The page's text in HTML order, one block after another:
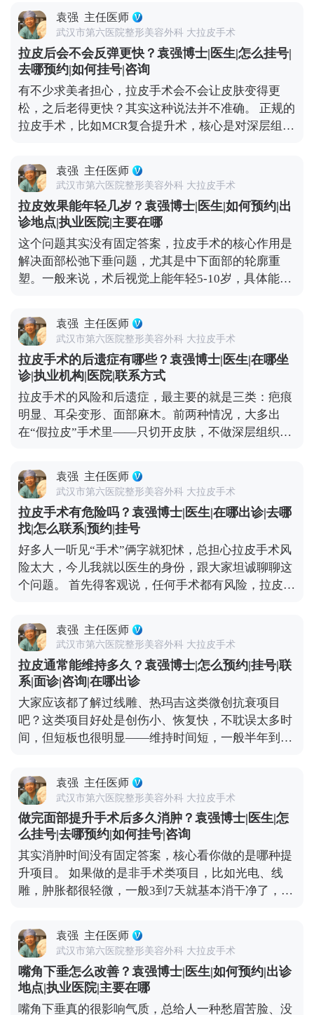
就会慢慢适应，表情也能完全恢复自如。与其担心效
果夸张，不如多花时间筛选正规医院和医生，毕竟拉
皮的本质是“修复衰老”，不是“改造容貌”。 想知道更
多关于MCR复合提升术的问题，可以去官方媒体平台
（公众号、百家号、小红薯）预约面诊，详细了解。
手术的问题——要么是操作方式不正规，要么是过度
追求“提升感”，忽略了面部本身的结构平衡。 正规的
拉皮手术，核心是帮面部恢复年轻时候的状态，而不
是把你改成另一个人。就比如MCR复合提升术，就是
通过精准剥离，把下垂的软组织放回原本的位置，再
去掉多余的松弛皮肤。整个过程会特别注意保护表情
肌，毕竟笑容、皱眉这些自然神态不能受影响。 术后
初期有点肿胀是正常的，随着恢复会慢慢软化，轮廓
结“会不会不自然”，而是找正规机构和有经验的医
生。好的拉皮效果，应该是别人觉得你年轻了，但说
不出哪里变了，这才是理想的状态。 想知道更多关于
MCR复合提升术的问题，可以去官方媒体平台（公众
号、百家号、小红薯）预约面诊，详细了解。
袁强 主任医师
武汉市第六医院整形美容外科 大拉皮手术
拉皮后会不会反弹更快？袁强博士|医生|怎么挂号|
去哪预约|如何挂号|咨询
有不少求美者担心，拉皮手术会不会让皮肤变得更
松，之后老得更快？其实这种说法并不准确。 正规的
拉皮手术，比如MCR复合提升术，核心是对深层组织
多余的松弛皮肤。整个过程是让组织在稳定的位置上
重新贴合，效果很扎实，根本不会出现所谓的“反
弹”，更不会加速衰老。 真正会让人觉得“反弹快、老
得更快”的，其实是“假拉皮”——只单纯拉紧表面皮
肤，不处理深层组织。这种手术的效果本身就不持
久，很快就会再次下垂，自然会给人一种“越做越
松”的错觉。 其实拉皮更像是给衰老进程按了一次“暂
停键”，甚至能轻微“倒回”一小段。术后你的组织会
也就是说，之后你会一直比同龄人看起来更紧致、更
年轻。 当然了，拉皮也不是一劳永逸的。术后还是要
注意日常保养，比如做好皮肤护理、控制夸张表情、
保持健康作息。毕竟手术主要解决的是“下垂”问题，
而皱纹、肤质这些细节，还需要靠日常维护来配合。
想知道更多关于MCR复合提升术的问题，可以去官方
媒体平台（公众号、百家号、小红薯）预约面诊，详
细了解。
袁强 主任医师
武汉市第六医院整形美容外科 大拉皮手术
拉皮效果能年轻几岁？袁强博士|医生|如何预约|出
诊地点|执业医院|主要在哪
这个问题其实没有固定答案，拉皮手术的核心作用是
解决面部松弛下垂问题，尤其是中下面部的轮廓重
塑。一般来说，术后视觉上能年轻5-10岁，具体能年
手术方案的精准设计。 举个例子，之前有位50岁的求
美者，她皮肤弹性还不错，就是组织下垂明显，下颌
线模糊。做完拉皮手术后，下垂的组织复位了，下颌
线变得清晰紧致，看起来就像40出头，效果很直观。
但大家要清楚，拉皮不是“换脸”，它不会改变你的五
官基础，也不可能让你直接变回20岁。 它更像是给下
垂的组织做一次“复位”，让它们回到该在的位置，从
而实现视觉上的“减龄”。如果术后能做好保养，比如
态还能维持得更久。 想知道更多关于MCR复合提升
术的问题，可以去官方媒体平台（公众号、百家号、
小红薯）预约面诊，详细了解。
袁强 主任医师
武汉市第六医院整形美容外科 大拉皮手术
拉皮手术的后遗症有哪些？袁强博士|医生|在哪坐
诊|执业机构|医院|联系方式
拉皮手术的风险和后遗症，最主要的就是三类：疤痕
明显、耳朵变形、面部麻木。前两种情况，大多出
在“假拉皮”手术里——只切开皮肤，不做深层组织提
织会往下拽切口和耳朵，慢慢就会出现疤痕变宽、耳
朵变形的问题。 但正规的拉皮手术完全不是这样，核
心是做深层筋膜提升，再配合减张缝合，让组织在复
位后的位置自然贴合，不会强行拉扯切口和耳朵，这
样就能最大程度避免疤痕和耳朵变形的问题。 至于面
部麻木，大家可以放心，面部神经本来就丰富，手术
中难免会碰到一些细小的神经末梢，术后短期内可能
会有麻木感，但这种感觉一般三个月内就会慢慢恢
的不适完全是可以接受的。 总结下来就是，拉皮的后
遗症大多和手术方式不规范有关，选对医生和手术方
案，就能有效规避。 想知道更多关于MCR复合提升
术的问题，可以去官方媒体平台（公众号、百家号、
小红薯）预约面诊，详细了解。
袁强 主任医师
武汉市第六医院整形美容外科 大拉皮手术
拉皮手术有危险吗？袁强博士|医生|在哪出诊|去哪
找|怎么联系|预约|挂号
好多人一听见“手术”俩字就犯怵，总担心拉皮手术风
险太大，今儿我就以医生的身份，跟大家坦诚聊聊这
个问题。 首先得客观说，任何手术都有风险，拉皮也
皮肤凹凸不平，严重的还可能损伤神经。比如有些朋
友做完后耳朵变形、疤痕特别明显，多半是碰到
了“假拉皮”——只做表面功夫，单纯把皮肤拉紧，没
处理深层组织，强行拉扯皮肤缝合，自然容易出问
题。 但大家也不用过度恐慌，在正规医院找经验丰富
的医生操作，这些风险都是能控制的。比如在做MCR
复合提升术时，就会凭着精准的解剖知识避开重要神
经，做分层减张缝合，尽量减少对组织的创伤。还会
以说，想做拉皮，第一步也是最关键的一步，就是选
对正规医院和靠谱医生，这是降低风险的想知道更多
关于MCR复合提升术的问题，可以去官方媒体平台
（公众号、百家号、小红薯）预约面诊，详细了解。
核心。
袁强 主任医师
武汉市第六医院整形美容外科 大拉皮手术
拉皮通常能维持多久？袁强博士|怎么预约|挂号|联
系|面诊|咨询|在哪出诊
大家应该都了解过线雕、热玛吉这类微创抗衰项目
吧？这类项目好处是创伤小、恢复快，不耽误太多时
间，但短板也很明显——维持时间短，一般半年到一
少。 拉皮手术就不一样了，它不是只把表面皮肤拉紧
那么简单，核心是通过深层筋膜的剥离和提升，从根
儿上解决组织下垂的问题。正因为是深层调整，效果
才扎实，一般能维持8-10年。就像MCR复合提升术，
会在多个层次做复位固定，让下垂的组织在新的位置
上稳稳当当“扎根”，一次手术就能让你摆脱松弛困扰
挺久。这么算下来，从长远来看，性价比其实更高。
当然了，具体能维持多久，和个人体质、术后护理还
的“长效投资”。 想知道更多关于MCR复合提升术的
问题，可以去官方媒体平台（公众号、百家号、小红
薯）预约面诊，详细了解。
袁强 主任医师
武汉市第六医院整形美容外科 大拉皮手术
做完面部提升手术后多久消肿？袁强博士|医生|怎
么挂号|去哪预约|如何挂号|咨询
其实消肿时间没有固定答案，核心看你做的是哪种提
升项目。 如果做的是非手术类项目，比如光电、线
雕，肿胀都很轻微，一般3到7天就基本消干净了，最
皮手术，消肿时间会稍长一点。术后前几天会有点胀
胀的异物感，后期随着恢复，肿胀会慢慢消退，大1-
3个月左右，基本恢复正常，日常社交没问题。 另外
分享几个加速消肿的小技巧：术后按医生要求戴好头
套，前几天做好冰敷，平时避免剧烈运动、少吃辛辣
袁强 主任医师
武汉市第六医院整形美容外科 大拉皮手术
嘴角下垂怎么改善？袁强博士|医生|如何预约|出诊
地点|执业医院|主要在哪
嘴角下垂真的很影响气质，总给人一种愁眉苦脸、没